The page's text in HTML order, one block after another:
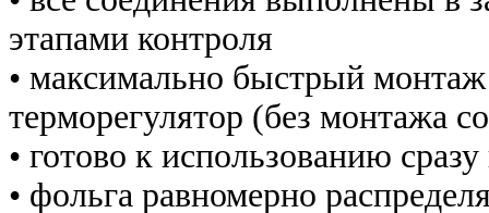
этапами контроля
• максимально быстрый
терморегулятор (без монтажа
• готово к использованию
• фольга равномерно